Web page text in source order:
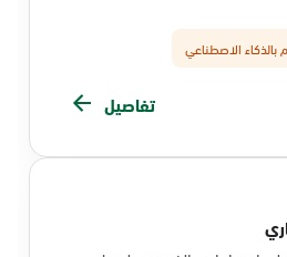
بالذكاء الاصطناعي
تفاصيل